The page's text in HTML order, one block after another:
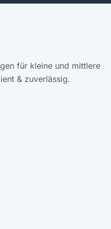
für kleine und mittlere
& zuverlässig.